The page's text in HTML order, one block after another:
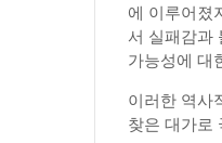
에 이루어졌
서 실패감과
가능성에 대
이러한 역사
찾은 대가로